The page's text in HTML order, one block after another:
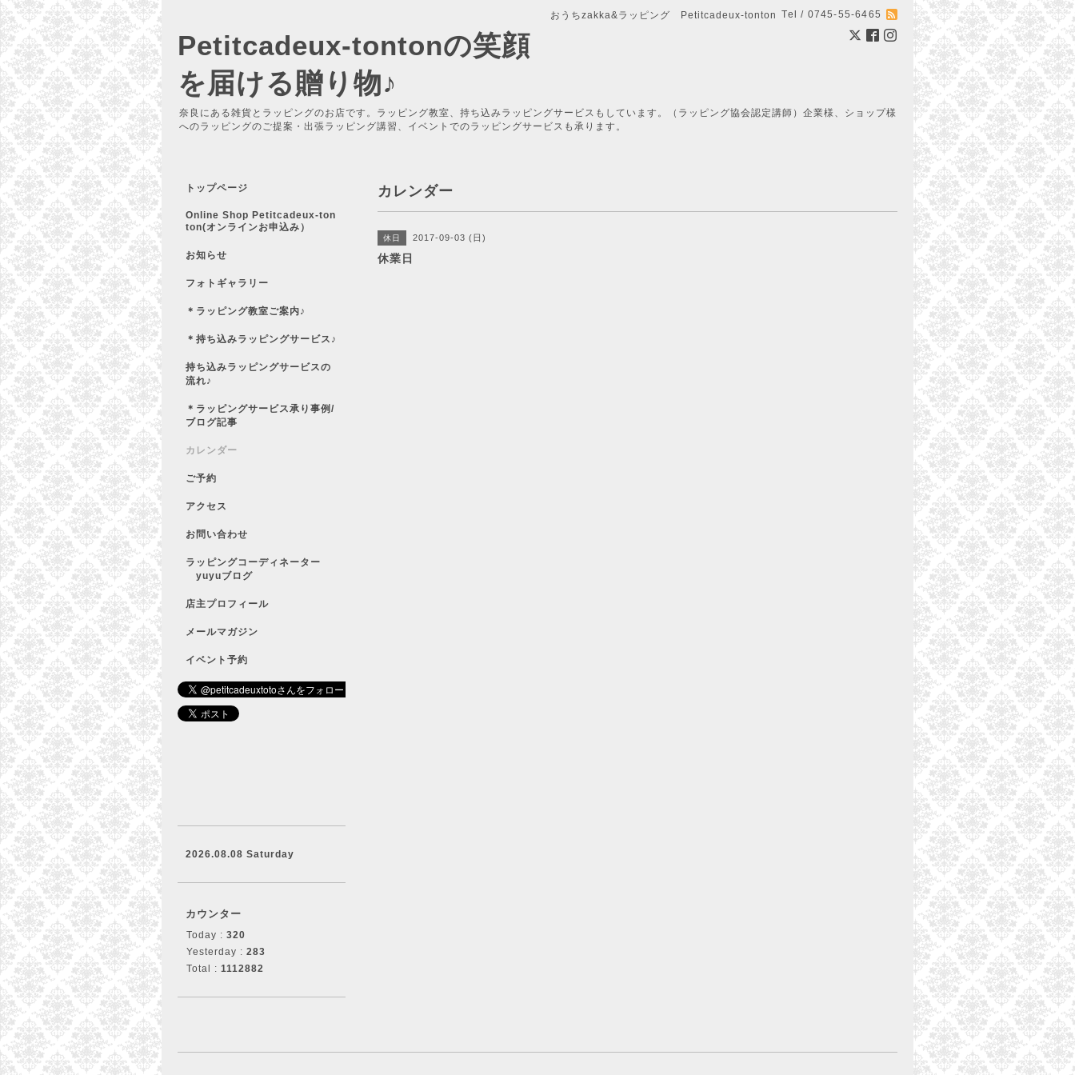
おうちzakka&ラッピング Petitcadeux-tonton Tel / 0745-55-6465
Petitcadeux-tontonの笑顔
を届ける贈り物♪
奈良にある雑貨とラッピングのお店です。ラッピング教室、持ち込みラッピングサービスもしています。（ラッピング協会認定講師）企業様、ショップ様
へのラッピングのご提案・出張ラッピング講習、イベントでのラッピングサービスも承ります。
カレンダー
休日 2017-09-03 (日)
休業日
トップページ
Online Shop Petitcadeux-ton
ton(オンラインお申込み）
お知らせ
フォトギャラリー
＊ラッピング教室ご案内♪
＊持ち込みラッピングサービス♪
持ち込みラッピングサービスの
流れ♪
＊ラッピングサービス承り事例/
ブログ記事
カレンダー
ご予約
アクセス
お問い合わせ
ラッピングコーディネーター
yuyuブログ
店主プロフィール
メールマガジン
イベント予約
2026.08.08 Saturday
カウンター
Today : 320
Yesterday : 283
Total : 1112882